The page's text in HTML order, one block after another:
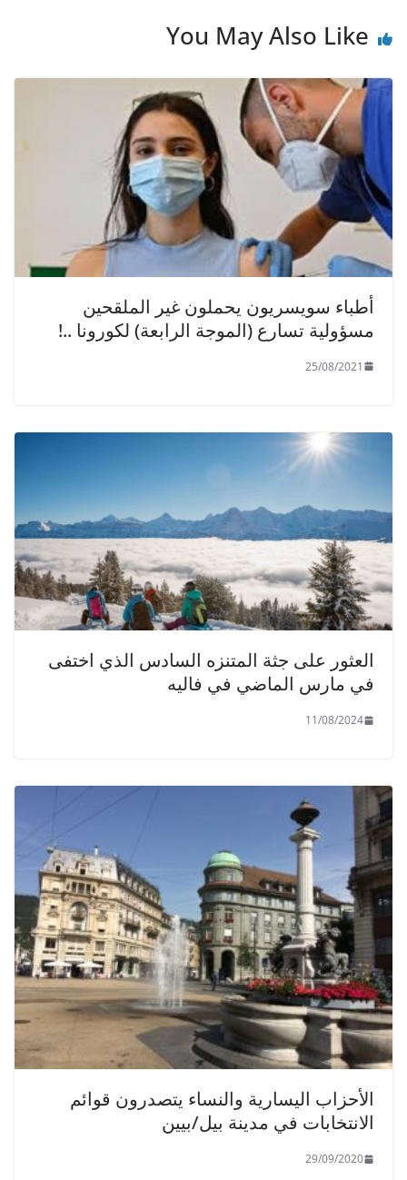
o
p
You May Also Like
أطباء سويسريون يحملون غير الملقحين
مسؤولية تسارع (الموجة الرابعة) لكورونا ..!
25/08/2021
العثور على جثة المتنزه السادس الذي اختفى
في مارس الماضي في فاليه
11/08/2024
الأحزاب اليسارية والنساء يتصدرون قوائم
الانتخابات في مدينة بيل/بيين
29/09/2020